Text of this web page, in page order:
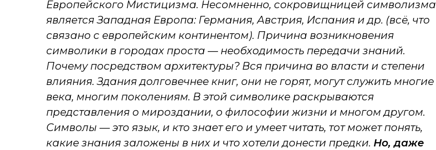
Европейского Мистицизма. Несомненно, сокровищницей символизма
является Западная Европа: Германия, Австрия, Испания и др. (всё, что
связано с европейским континентом). Причина возникновения
символики в городах проста — необходимость передачи знаний.
Почему посредством архитектуры? Вся причина во власти и степени
влияния. Здания долговечнее книг, они не горят, могут служить многие
века, многим поколениям. В этой символике раскрываются
представления о мироздании, о философии жизни и многом другом.
Символы — это язык, и кто знает его и умеет читать, тот может понять,
какие знания заложены в них и что хотели донести предки. Но, даже